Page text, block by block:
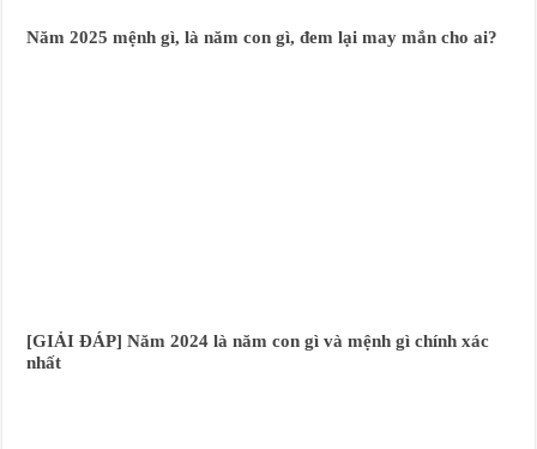
Năm 2025 mệnh gì, là năm con gì, đem lại may mắn cho ai?
[GIẢI ĐÁP] Năm 2024 là năm con gì và mệnh gì chính xác
nhất